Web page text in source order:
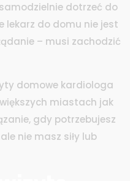
dotrzeć do
lekarz do domu nie jest
– musi zachodzić
domowe kardiologa
miastach jak
gdy potrzebujesz
nie masz siły lub